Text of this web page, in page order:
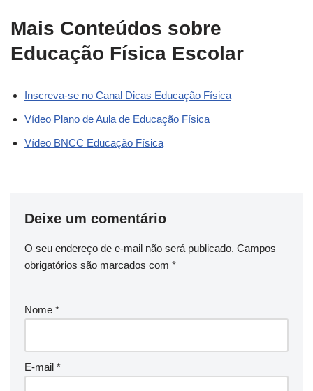
Mais Conteúdos sobre
Educação Física Escolar
Inscreva-se no Canal Dicas Educação Física
Vídeo Plano de Aula de Educação Física
Vídeo BNCC Educação Física
Deixe um comentário
O seu endereço de e-mail não será publicado. Campos
obrigatórios são marcados com *
Nome *
E-mail *